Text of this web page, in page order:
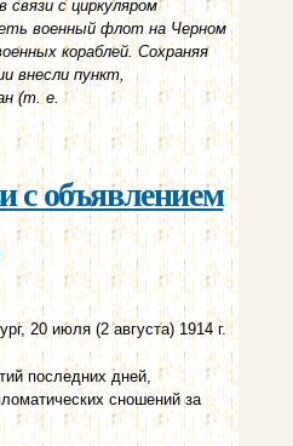
с циркуляром
военный флот на Черном
кораблей. Сохраняя
внесли пункт,
(т. е.
с объявлением
20 июля (2 августа) 1914 г.
последних дней,
сношений за